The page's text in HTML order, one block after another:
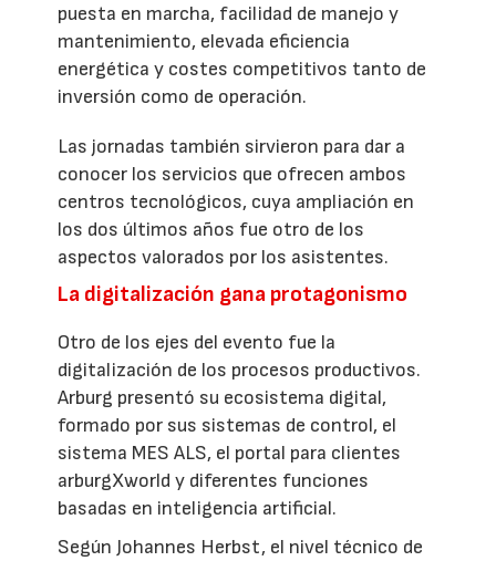
puesta en marcha, facilidad de manejo y
mantenimiento, elevada eficiencia
energética y costes competitivos tanto de
inversión como de operación.
Las jornadas también sirvieron para dar a
conocer los servicios que ofrecen ambos
centros tecnológicos, cuya ampliación en
los dos últimos años fue otro de los
aspectos valorados por los asistentes.
La digitalización gana protagonismo
Otro de los ejes del evento fue la
digitalización de los procesos productivos.
Arburg presentó su ecosistema digital,
formado por sus sistemas de control, el
sistema MES ALS, el portal para clientes
arburgXworld y diferentes funciones
basadas en inteligencia artificial.
Según Johannes Herbst, el nivel técnico de